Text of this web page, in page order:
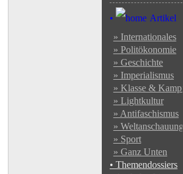
•
Artikel
» Internationales
» Politökonomie
» Geschichte
» Imperialismus
» Klasse & Kampf
» Lightkultur
» Antifaschismus
» Weltanschauung
» Sport
» Ganz Unten
• Themendossiers